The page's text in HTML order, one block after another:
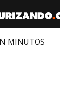
MINUTOS